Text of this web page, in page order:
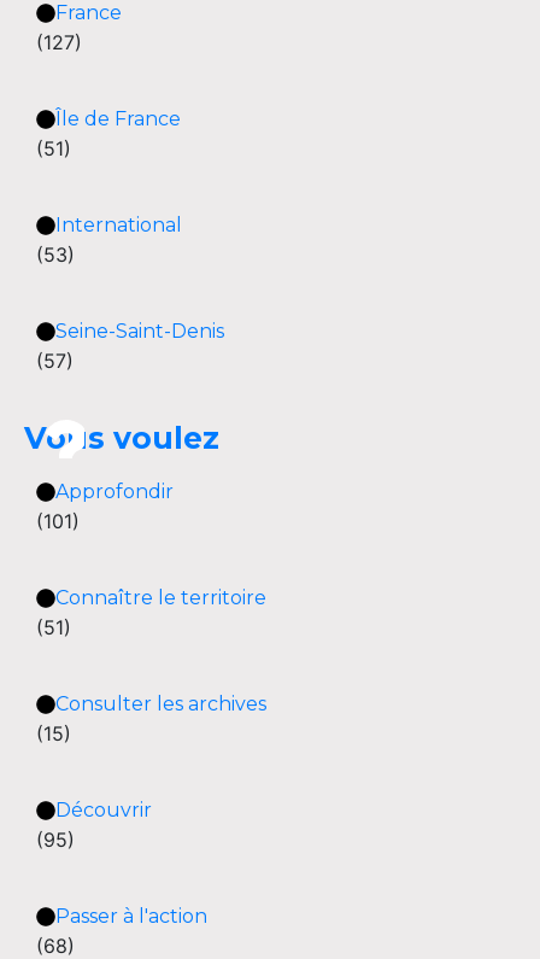
France
(127)
Île de France
(51)
International
(53)
Seine-Saint-Denis
(57)
Vous voulez
Approfondir
(101)
Connaître le territoire
(51)
Consulter les archives
(15)
Découvrir
(95)
Passer à l'action
(68)